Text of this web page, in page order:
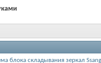
блока складывания зеркал